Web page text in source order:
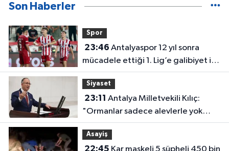
Son Haberler
Spor
23:46
mücadele ettiği 1. Lig’e galibiyet ile
başladı
Siyaset
23:11
"Ormanlar sadece alevlerle yok
olmuyor"
Asayiş
22:45